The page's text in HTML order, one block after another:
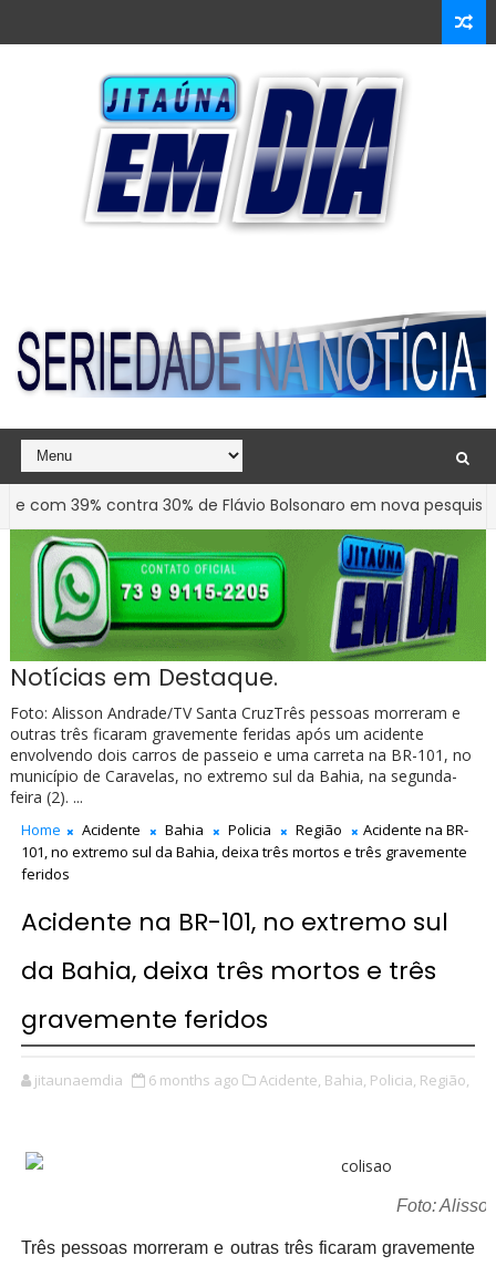
contra 30% de Flávio Bolsonaro em nova pesquisa Genial/
Notícias em Destaque.
Foto: Alisson Andrade/TV Santa CruzTrês pessoas morreram e
outras três ficaram gravemente feridas após um acidente
envolvendo dois carros de passeio e uma carreta na BR-101, no
município de Caravelas, no extremo sul da Bahia, na segunda-
feira (2). ...
Home Acidente Bahia Policia Região
Acidente na BR-
101, no extremo sul da Bahia, deixa três mortos e três gravemente
feridos
Acidente na BR-101, no extremo sul
da Bahia, deixa três mortos e três
gravemente feridos
jitaunaemdia 6 months ago Acidente, Bahia, Policia, Região,
Foto:
Três pessoas morreram e outras três ficaram gravemente